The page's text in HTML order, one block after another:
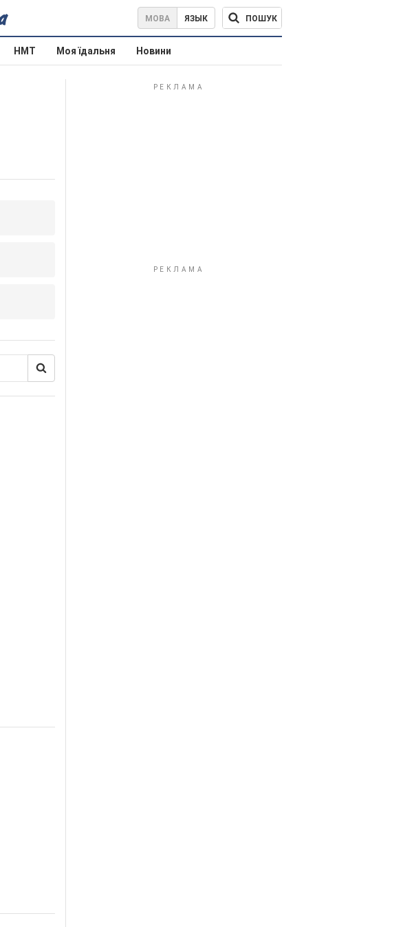
МОВА ЯЗЫК ПОШУК
НМТ Моя їдальня Новини